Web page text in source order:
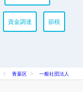
資金調達 節税
青葉区 一般社団法人